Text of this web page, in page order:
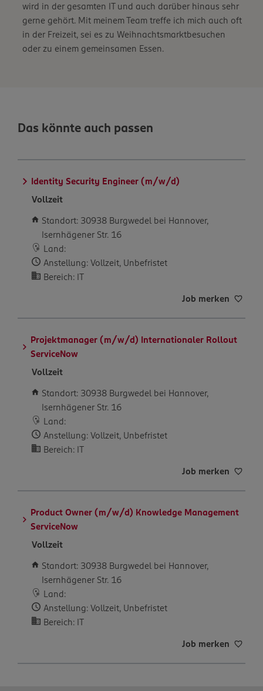
wird in der gesamten IT und auch darüber hinaus sehr
gerne gehört. Mit meinem Team treffe ich mich auch oft
in der Freizeit, sei es zu Weihnachtsmarktbesuchen
oder zu einem gemeinsamen Essen.
Das könnte auch passen
Identity Security Engineer (m/w/d)
Vollzeit
Standort: 30938 Burgwedel bei Hannover,
Isernhägener Str. 16
Land:
Anstellung: Vollzeit, Unbefristet
Bereich: IT
Job merken
Projektmanager (m/w/d) Internationaler Rollout
ServiceNow
Vollzeit
Standort: 30938 Burgwedel bei Hannover,
Isernhägener Str. 16
Land:
Anstellung: Vollzeit, Unbefristet
Bereich: IT
Job merken
Product Owner (m/w/d) Knowledge Management
ServiceNow
Vollzeit
Standort: 30938 Burgwedel bei Hannover,
Isernhägener Str. 16
Land:
Anstellung: Vollzeit, Unbefristet
Bereich: IT
Job merken